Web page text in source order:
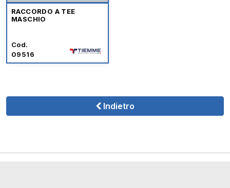
Indietro
RACCORDO A TEE
MASCHIO
Cod.
09516